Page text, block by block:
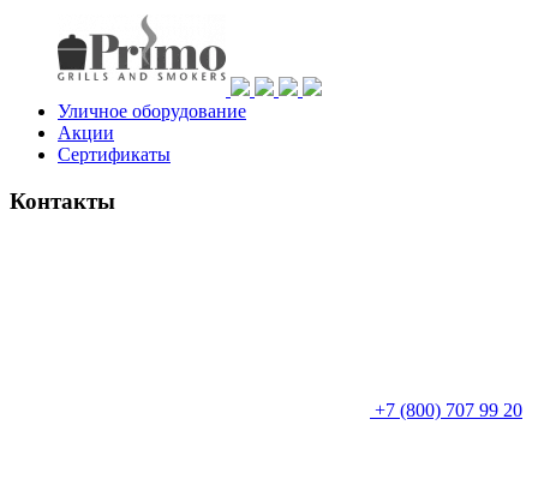
Уличное оборудование
Акции
Сертификаты
Контакты
+7 (800) 707 99 20